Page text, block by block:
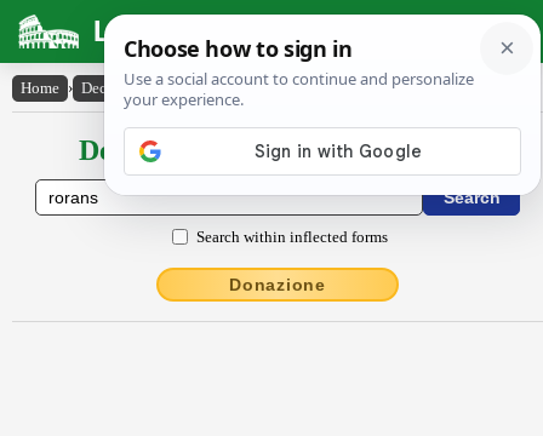
Latin Dictionary
Home › Declensions / Conjugations › rōrans
Declensions / Conjugations latin
Search within inflected forms
Donazione